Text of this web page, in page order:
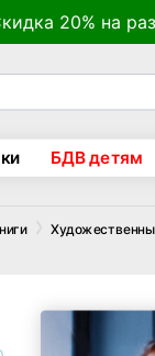
20% на
БДВ детям